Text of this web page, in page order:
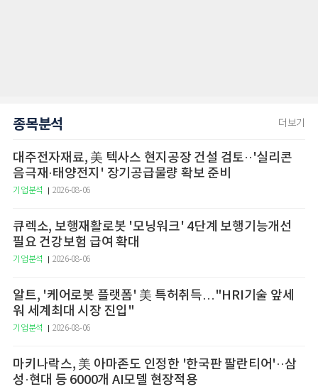
종목분석 더보기
대주전자재료, 美 텍사스 현지공장 건설 검토··'실리콘
음극재·태양전지' 장기공급물량 확보 준비
기업분석 2026-08-06
큐렉소, 보행재활로봇 '모닝워크' 4단계 보행기능개선
필요 건강보험 급여 확대
기업분석 2026-08-06
알트, '케어로봇 플랫폼' 美 특허취득…"HRI기술 앞세
워 세계최대 시장 진입"
기업분석 2026-08-06
마키나락스, 美 아마존도 인정한 '한국판 팔란티어'··삼
성·현대 등 6000개 AI모델 현장적용